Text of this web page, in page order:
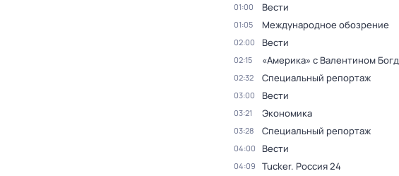
01:00 Вести
01:05 Международное обозрение
02:00 Вести
02:15 «Америка» с Валентином
02:32 Специальный репортаж
03:00 Вести
03:21 Экономика
03:28 Специальный репортаж
04:00 Вести
04:09 Tucker. Россия 24